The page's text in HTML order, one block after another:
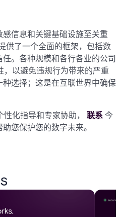
信息和关键基础设施至关重
供了一个全面的框架，包括数
。各种规模和各行各业的公司
，以避免违规行为带来的严重
选择；这是在互联世界中确保
化指导和专家协助， 联系 今
您保护您的数字未来。